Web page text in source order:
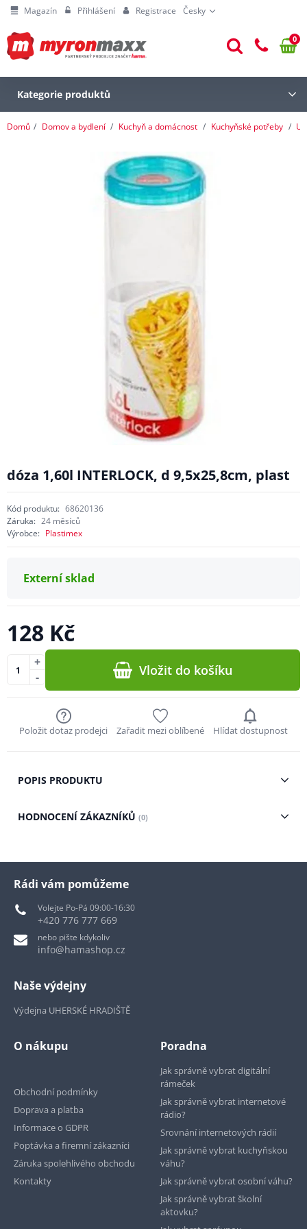
Magazín Přihlášení Registrace Česky
0
Kategorie produktů
Domů Domov a bydlení Kuchyň a domácnost Kuchyňské potřeby
dóza 1,60l INTERLOCK, d 9,5x25,8cm, plast
Kód produktu: 68620136
Záruka: 24 měsíců
Výrobce: Plastimex
Externí sklad
128 Kč
-
+ Vložit do košíku
Položit dotaz prodejci Zařadit mezi oblíbené Hlídat dostupnost
POPIS PRODUKTU
HODNOCENÍ ZÁKAZNÍKŮ (0)
Rádi vám pomůžeme
Volejte Po-Pá 09:00-16:30
+420 776 777 669
nebo pište kdykoliv
info@hamashop.cz
Naše výdejny
Výdejna UHERSKÉ HRADIŠTĚ
O nákupu
Obchodní podmínky
Doprava a platba
Informace o GDPR
Poptávka a firemní zákazníci
Záruka spolehlivého obchodu
Kontakty
Poradna
Jak správně vybrat digitální
rámeček
Jak správně vybrat internetové
rádio?
Srovnání internetových rádií
Jak správně vybrat kuchyňskou
váhu?
Jak správně vybrat osobní váhu?
Jak správně vybrat školní
aktovku?